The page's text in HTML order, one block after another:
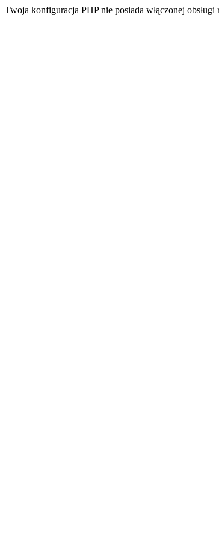
Twoja konfiguracja PHP nie posiada włączonej